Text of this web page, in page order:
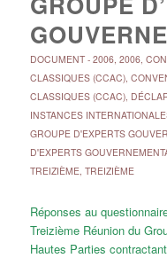
DOCUMENT- 2006, 2006,
CLASSIQUES (CCAC),
CLASSIQUES (CCAC),
INSTANCES
GROUPE D'EXPERTS
D'EXPERTS
TREIZIÈME, TREIZIÈME
Réponses au
Treizième Réunion du
Hautes Parties